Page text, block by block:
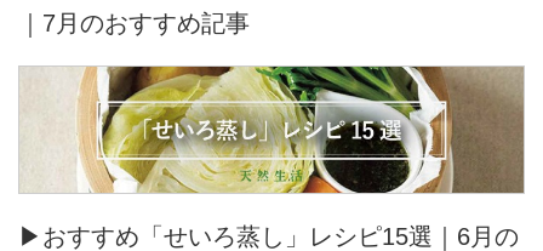
｜7月のおすすめ記事
▶おすすめ「せいろ蒸し」レシピ15選｜6月の